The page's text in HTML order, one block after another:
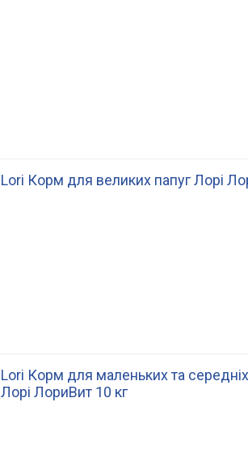
Lori Корм для великих папуг Лорі
Lori Корм для маленьких та середніх
Лорі ЛориВит 10 кг